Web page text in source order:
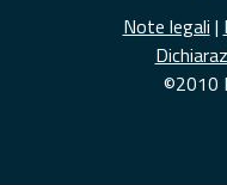
Note legali |
©2010